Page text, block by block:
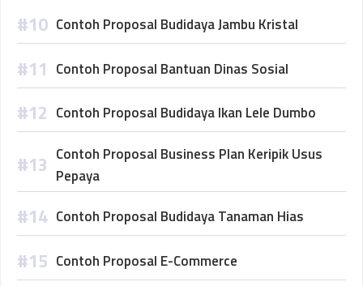
Contoh Proposal Budidaya Jambu Kristal
Contoh Proposal Bantuan Dinas Sosial
Contoh Proposal Budidaya Ikan Lele Dumbo
Contoh Proposal Business Plan Keripik Usus
Pepaya
Contoh Proposal Budidaya Tanaman Hias
Contoh Proposal E-Commerce